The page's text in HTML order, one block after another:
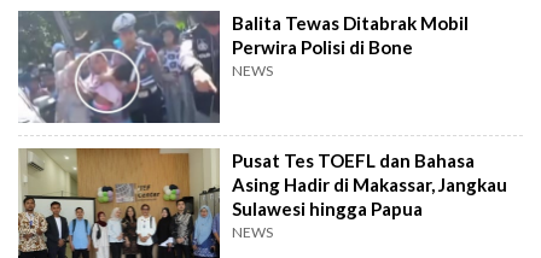
Balita Tewas Ditabrak Mobil
Perwira Polisi di Bone
NEWS
Pusat Tes TOEFL dan Bahasa
Asing Hadir di Makassar, Jangkau
Sulawesi hingga Papua
NEWS